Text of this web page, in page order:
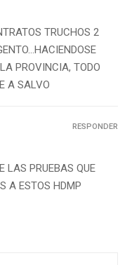
TRUCHOS 2
PROVINCIA, TODO
A SALVO
LAS PRUEBAS QUE
A ESTOS HDMP
RESPONDER